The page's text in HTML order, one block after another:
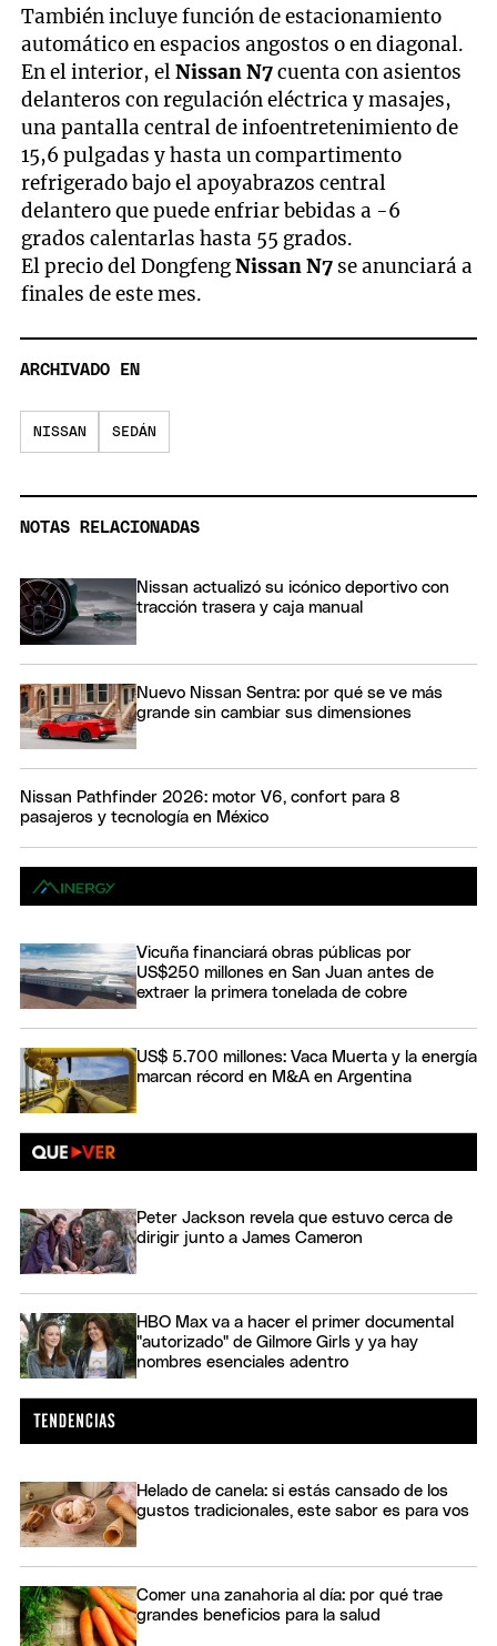
También incluye función de estacionamiento
automático en espacios angostos o en diagonal.
En el interior, elNissan N7cuenta con asientos
delanteros con regulación eléctrica y masajes,
una pantalla central de infoentretenimiento de
15,6 pulgadas y hasta un compartimento
refrigerado bajo el apoyabrazos central
delantero que puede enfriar bebidas a -6
grados calentarlas hasta 55 grados.
El precio del DongfengNissan N7 se anunciará a
finales de este mes.
ARCHIVADO EN
NISSAN SEDÁN
NOTAS RELACIONADAS
Nissan actualizó su icónico deportivo con
tracción trasera y caja manual
Nuevo Nissan Sentra: por qué se ve más
grande sin cambiar sus dimensiones
Nissan Pathfinder 2026: motor V6, confort para 8
pasajeros y tecnología en México
Vicuña financiará obras públicas por
US$250 millones en San Juan antes de
extraer la primera tonelada de cobre
US$ 5.700 millones: Vaca Muerta y la energía
marcan récord en M&A en Argentina
Peter Jackson revela que estuvo cerca de
dirigir junto a James Cameron
HBO Max va a hacer el primer documental
"autorizado" de Gilmore Girls y ya hay
nombres esenciales adentro
Helado de canela: si estás cansado de los
gustos tradicionales, este sabor es para vos
Comer una zanahoria al día: por qué trae
grandes beneficios para la salud